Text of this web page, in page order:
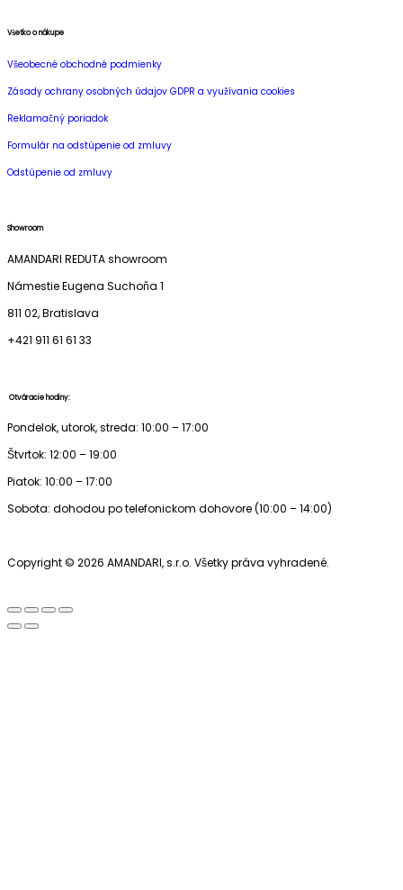
Všetko o nákupe
Všeobecné obchodné podmienky
Zásady ochrany osobných údajov GDPR a využívania cookies
Reklamačný poriadok
Formulár na odstúpenie od zmluvy
Odstúpenie od zmluvy
Showroom
AMANDARI REDUTA showroom
Námestie Eugena Suchoňa 1
811 02, Bratislava
+421 911 61 61 33
Otváracie hodiny:
Pondelok, utorok, streda: 10:00 – 17:00
Štvrtok: 12:00 – 19:00
Piatok: 10:00 – 17:00
Sobota: dohodou po telefonickom dohovore (10:00 – 14:00)
Copyright © 2026 AMANDARI, s.r.o. Všetky práva vyhradené.